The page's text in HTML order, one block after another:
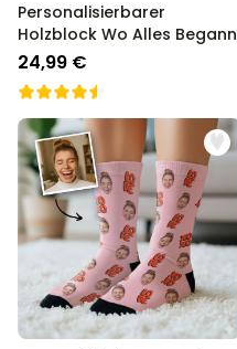
Personalisierbarer
Holzblock Wo Alles Begann
24,99 €